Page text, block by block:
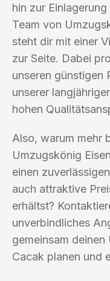
hin zur
Team von
steht dir mit einer
zur Seite. Dabei
unseren günstigen
unserer
hohen
Also, warum mehr
Umzugskönig
einen
auch attraktive
erhältst?
unverbindliches
gemeinsam
Cacak planen und